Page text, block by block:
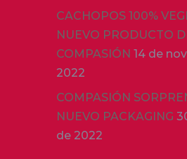
CACHOPOS 100%
NUEVO PRODUCTO
COMPASIÓN 14 de
2022
COMPASIÓN
NUEVO PACKAGING
de 2022